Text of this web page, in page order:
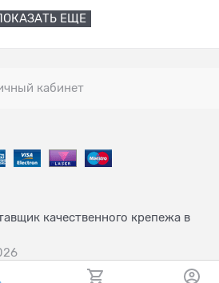
ЕЩЕ
кабинет
качественного крепежа в